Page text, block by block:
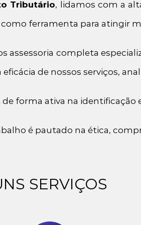
Tributário, lidamos com a
ferramenta para atingir
assessoria completa
eficácia de nossos serviços,
forma ativa na identificação
é pautado na ética,
SERVIÇOS